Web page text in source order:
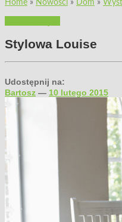
Home » Nowości » Dom »
Stylowa Louise
Udostępnij na:
Bartosz — 10 lutego 2015